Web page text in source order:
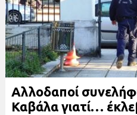
Αλλοδαποί
Καβάλα γιατί…